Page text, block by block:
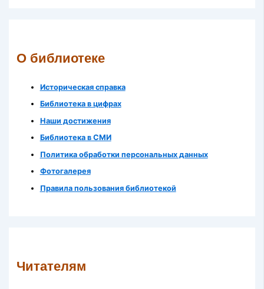
О библиотеке
Историческая справка
Библиотека в цифрах
Наши достижения
Библиотека в СМИ
Политика обработки персональных данных
Фотогалерея
Правила пользования библиотекой
Читателям